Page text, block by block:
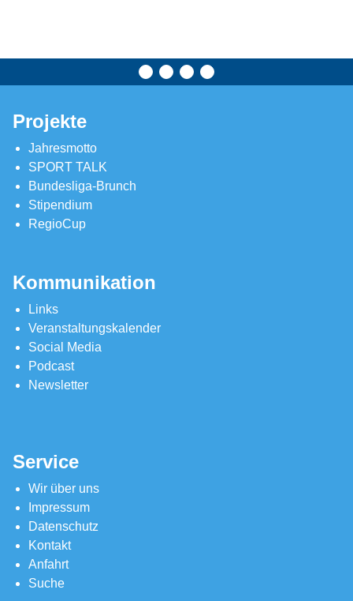
Projekte
Jahresmotto
SPORT TALK
Bundesliga-Brunch
Stipendium
RegioCup
Kommunikation
Links
Veranstaltungskalender
Social Media
Podcast
Newsletter
Service
Wir über uns
Impressum
Datenschutz
Kontakt
Anfahrt
Suche